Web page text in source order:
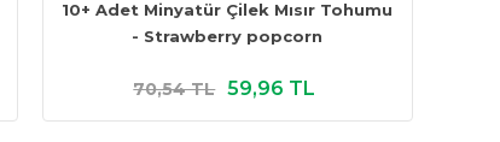
10+ Adet Minyatür Çilek Mısır Tohumu
- Strawberry popcorn
70,54 TL 59,96 TL